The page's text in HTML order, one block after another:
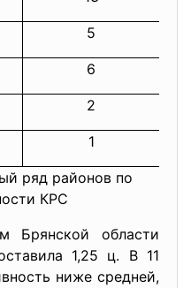
5
6
2
1
ряд районов по
КРС
Брянской области
1,25 ц. В 11
ниже средней,